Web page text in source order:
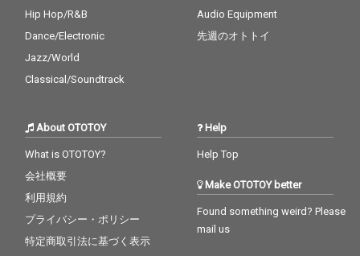
Hip Hop/R&B
Dance/Electronic
Jazz/World
Classical/Soundtrack
Audio Equipment
先週のオトトイ
About OTOTOY
What is OTOTOY?
会社概要
利用規約
プライバシー・ポリシー
特定商取引法に基づく表示
Help
Help Top
Make OTOTOY better
Found something weird? Please
mail us